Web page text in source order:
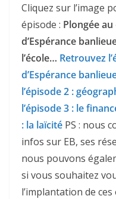
Cliquez sur l’image
épisode : Plongée
d’Espérance
l’école… Retrouvez
d’Espérance
l’épisode 2 :
l’épisode 3 : le
: la laïcité PS : nous
infos sur EB, ses
nous pouvons
si vous souhaitez
l’implantation de